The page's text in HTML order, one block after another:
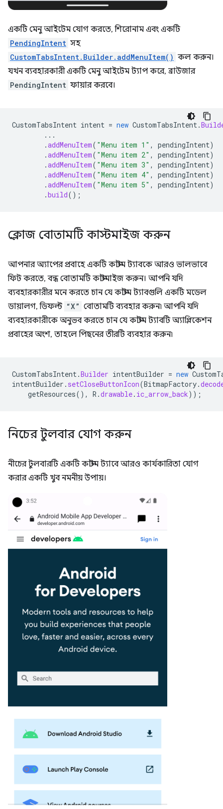
একটি মেনু আইটেম যোগ করতে, শিরোনাম এবং একটি
PendingIntent সহ
CustomTabsIntent.Builder.addMenuItem() কল করুন।
যখন ব্যবহারকারী একটি মেনু আইটেম ট্যাপ করে, ব্রাউজার
PendingIntent ফায়ার করবে।
CustomTabsIntent intent = new CustomTabsIntent.
...
.addMenuItem( "Menu item 1" , pendingIntent)
.addMenuItem( "Menu item 2" , pendingIntent)
.addMenuItem( "Menu item 3" , pendingIntent)
.addMenuItem( "Menu item 4" , pendingIntent)
.addMenuItem( "Menu item 5" , pendingIntent)
.build();
ক্লোজ বোতামটি কাস্টমাইজ করুন
আপনার অ্যাপের প্রবাহে একটি কাস্টম ট্যাবকে আরও ভালভাবে
ফিট করতে, বন্ধ বোতামটি কাস্টমাইজ করুন। আপনি যদি
ব্যবহারকারীর মনে করতে চান যে কাস্টম ট্যাবগুলি একটি মডেল
ডায়ালগ, ডিফল্ট “X” বোতামটি ব্যবহার করুন৷ আপনি যদি
ব্যবহারকারীকে অনুভব করতে চান যে কাস্টম ট্যাবটি অ্যাপ্লিকেশন
প্রবাহের অংশ, তাহলে পিছনের তীরটি ব্যবহার করুন৷
CustomTabsIntent.Builder intentBuilder = new
intentBuilder . setCloseButtonIcon(BitmapFactory.
getResources(), R .drawable. ic_arrow_back));
নিচের টুলবার যোগ করুন
নীচের টুলবারটি একটি কাস্টম ট্যাবে আরও কার্যকারিতা যোগ
করার একটি খুব নমনীয় উপায়।